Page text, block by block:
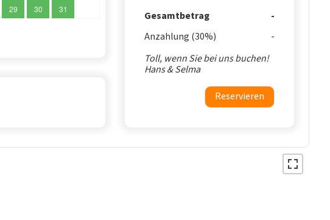
29 30 31
Gesamtbetrag
Anzahlung (30%)
Toll, wenn Sie bei uns buchen!
Hans & Selma
Reservieren